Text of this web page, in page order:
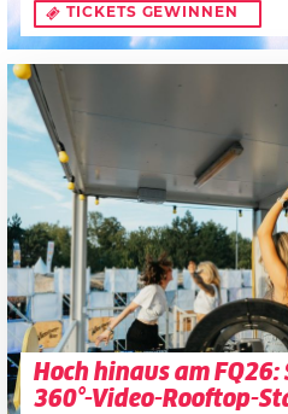
TICKETS GEWINNEN
Hoch hinaus am FQ26:
360°-Video-Rooftop-